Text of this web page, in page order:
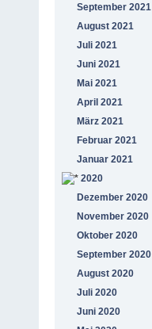
September 2021
August 2021
Juli 2021
Juni 2021
Mai 2021
April 2021
März 2021
Februar 2021
Januar 2021
2020
Dezember 2020
November 2020
Oktober 2020
September 2020
August 2020
Juli 2020
Juni 2020